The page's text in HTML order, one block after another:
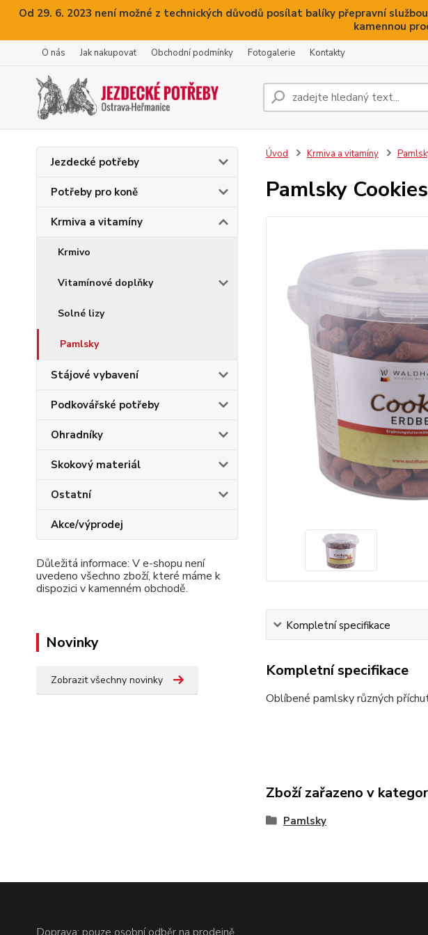
Od 29. 6. 2023 není možné z technických důvodů posílat balíky přepravní
kamennou
O nás Jak nakupovat Obchodní podmínky Fotogalerie Kontakty
Jezdecké potřeby
Potřeby pro koně
Krmiva a vitamíny
Krmivo
Vitamínové doplňky
Solné lizy
Pamlsky
Stájové vybavení
Podkovářské potřeby
Ohradníky
Skokový materiál
Ostatní
Akce/výprodej
Důležitá informace: V e-shopu není
uvedeno všechno zboží, které máme k
dispozici v kamenném obchodě.
Novinky
Zobrazit všechny novinky
Úvod Krmiva a vitamíny
Pamlsky
Kompletní specifikace
Kompletní specifikace
Oblíbené pamlsky různých
Zboží zařazeno v
Pamlsky
Doprava: pouze osobní odběr na prodejně